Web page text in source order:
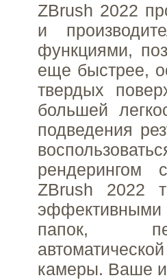
ZBrush 2022
и
функциями,
еще быстрее,
твердых
большей
подведения
рендерингом
ZBrush 2022
папок,
камеры. Ваше